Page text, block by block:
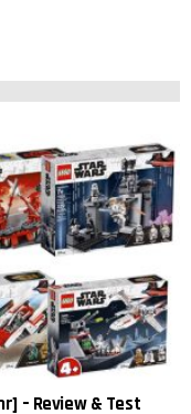
– Review & Test